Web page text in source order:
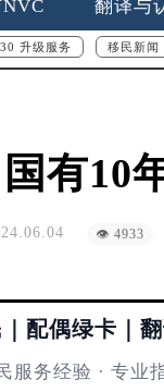
翻译与
升级服务 移民新闻
有10
👁 4933
配偶绿卡｜
服务经验 · 专业